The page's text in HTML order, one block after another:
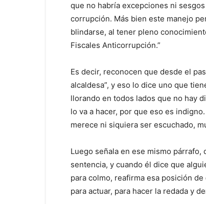
que no habría excepciones ni
corrupción. Más bien este manejo
blindarse, al tener pleno
Fiscales Anticorrupción.”
Es decir, reconocen que desde el
alcaldesa”, y eso lo dice uno que
llorando en todos lados que no hay
lo va a hacer, por que eso es
merece ni siquiera ser escuchado,
Luego señala en ese mismo
sentencia, y cuando él dice que
para colmo, reafirma esa posición
para actuar, para hacer la redada y